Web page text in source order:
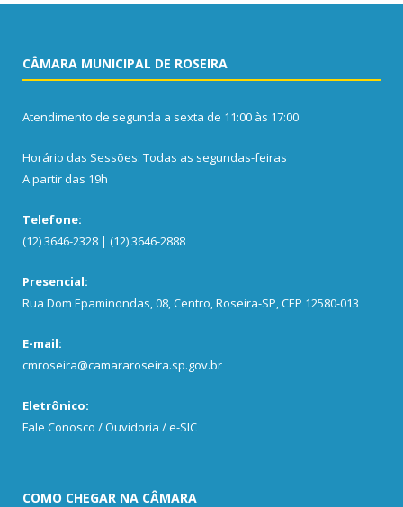
CÂMARA MUNICIPAL DE ROSEIRA
Atendimento de segunda a sexta de 11:00 às 17:00
Horário das Sessões: Todas as segundas-feiras
A partir das 19h
Telefone:
(12) 3646-2328 | (12) 3646-2888
Presencial:
Rua Dom Epaminondas, 08, Centro, Roseira-SP, CEP 12580-013
E-mail:
cmroseira@camararoseira.sp.gov.br
Eletrônico:
Fale Conosco / Ouvidoria / e-SIC
COMO CHEGAR NA CÂMARA